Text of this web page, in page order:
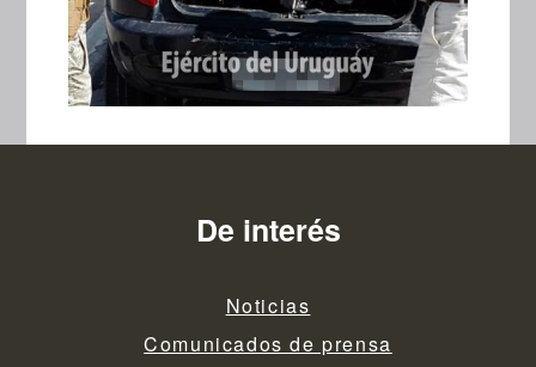
De interés
Noticias
Comunicados de prensa